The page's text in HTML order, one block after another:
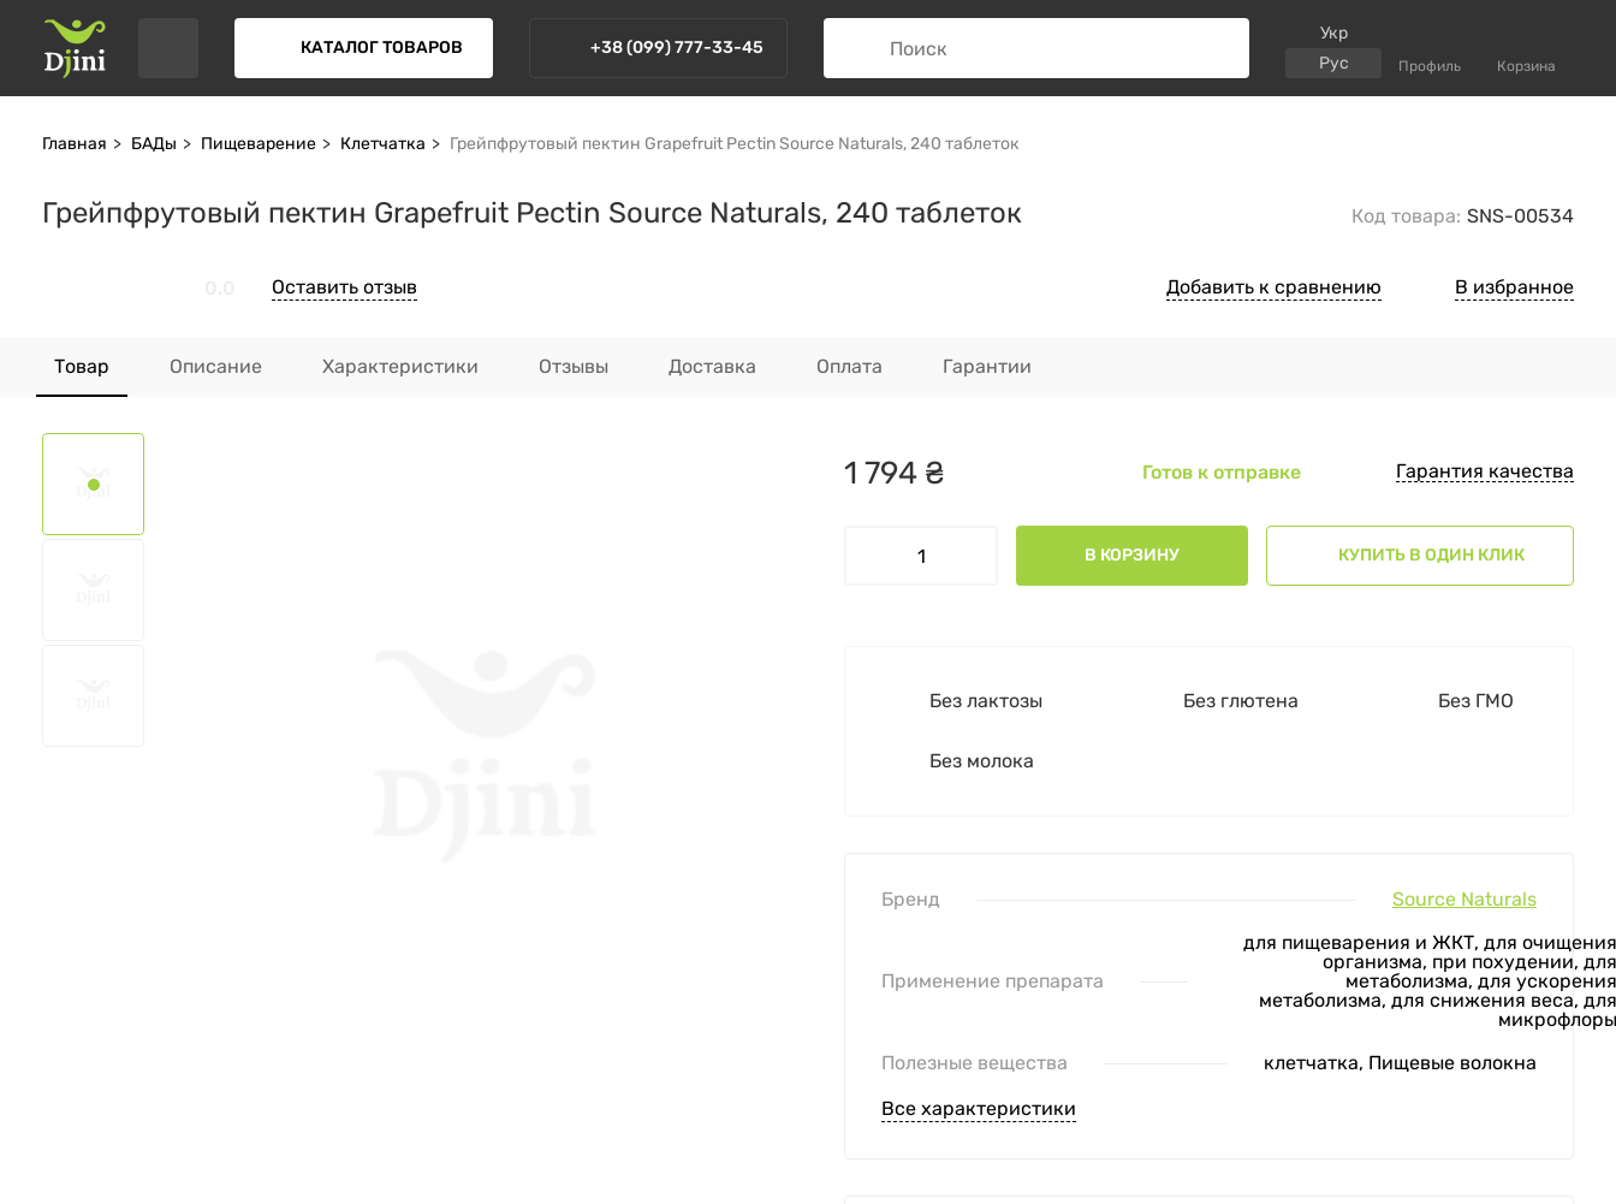
КАТАЛОГ ТОВАРОВ +38 (099) 777-33-45
Укр
Рус
Профиль Корзина
Главная БАДы Пищеварение Клетчатка Грейпфрутовый пектин Grapefruit Pectin Source Naturals, 240 таблеток
Грейпфрутовый пектин Grapefruit Pectin Source Naturals, 240 таблеток Код товара: SNS-00534
Оставить отзыв Добавить к сравнению В избранное
Товар Описание Характеристики Отзывы Доставка Оплата Гарантии
1 794 ₴ Готов к отправке Гарантия качества
В КОРЗИНУ КУПИТЬ В ОДИН КЛИК
Без лактозы Без глютена Без ГМО
Без молока
Бренд Source Naturals
Применение препарата
для пищеварения и ЖКТ, для очищения
организма, при похудении, для
метаболизма, для ускорения
метаболизма, для снижения веса, для
микрофлоры
Полезные вещества
клетчатка, Пищевые волокна
Все характеристики